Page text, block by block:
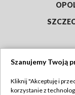
Szanujemy Twoją
Kliknij "Akceptuję i
korzystanie z